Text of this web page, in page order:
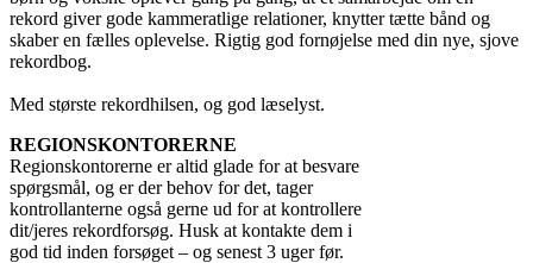
rekord giver gode kammeratlige relationer, knytter tætte bånd og
skaber en fælles oplevelse. Rigtig god fornøjelse med din nye, sjove
rekordbog.
Med største rekordhilsen, og god læselyst.
REGIONSKONTORERNE
Regionskontorerne er altid glade for at besvare
spørgsmål, og er der behov for det, tager
kontrollanterne også gerne ud for at kontrollere
dit/jeres rekordforsøg. Husk at kontakte dem i
god tid inden forsøget – og senest 3 uger før.